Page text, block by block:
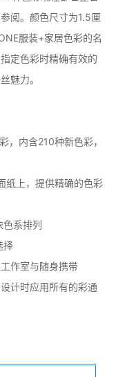
阅。颜色尺寸为1.5厘
服装+家居色彩的名
定色彩时精确有效的
魅力。
，内含210种新色彩，
纸上，提供精确的色彩
色系排列
择
作室与随身携带
计时应用所有的彩通